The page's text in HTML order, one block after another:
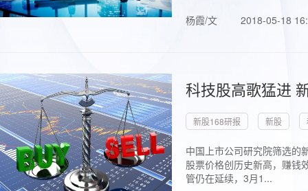
杨霞/文
2018-05-18
科技股高歌猛进
新股168研报 新股
中国上市公司研究院筛选的
股票价格创历史新高，赚钱
管仍在延续，3月1...